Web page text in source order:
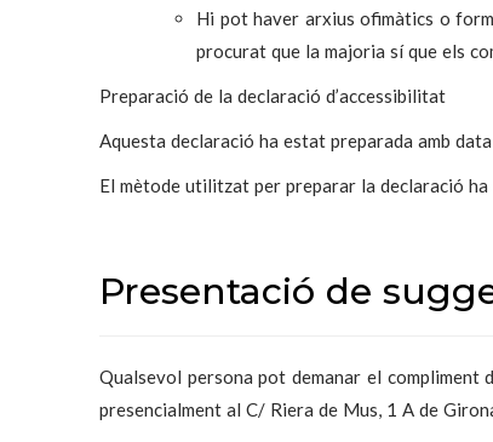
Hi pot haver arxius ofimàtics o
procurat que la majoria sí que els
Preparació de la declaració d’accessibilitat
Aquesta declaració ha estat preparada amb
El mètode utilitzat per preparar la declaració
Presentació de
Qualsevol persona pot demanar el compliment
presencialment al C/ Riera de Mus, 1 A de